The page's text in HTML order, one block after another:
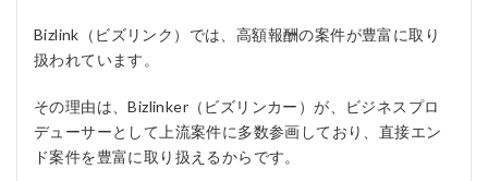
Bizlink（ビズリンク）では、高額報酬の案件が豊富に取り
扱われています。
その理由は、Bizlinker（ビズリンカー）が、ビジネスプロ
デューサーとして上流案件に多数参画しており、直接エン
ド案件を豊富に取り扱えるからです。